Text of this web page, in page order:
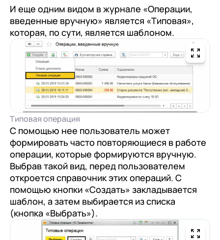
И еще одним видом в журнале «Операции,
введенные вручную» является «Типовая»,
которая, по сути, является шаблоном.
Типовая операция
С помощью нее пользователь может
формировать часто повторяющиеся в работе
операции, которые формируются вручную.
Выбрав такой вид, перед пользователем
откроется справочник этих операций. С
помощью кнопки «Создать» закладывается
шаблон, а затем выбирается из списка
(кнопка «Выбрать»).